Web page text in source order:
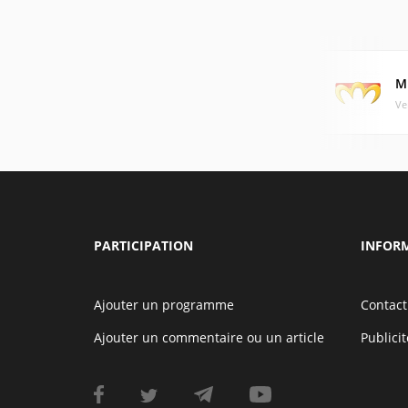
PARTICIPATION
Ajouter un programme
Ajouter un commentaire ou un article
Contact